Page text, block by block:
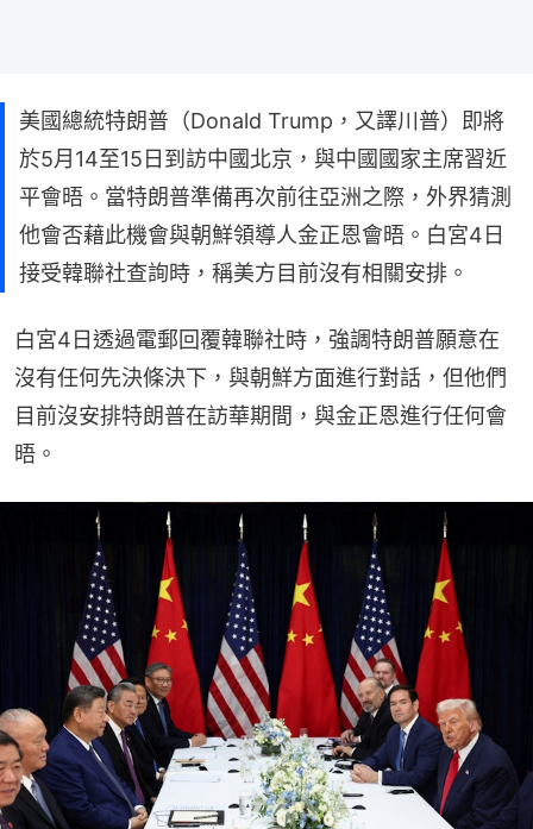
美國總統特朗普（Donald Trump，又譯川普）即將
於5月14至15日到訪中國北京，與中國國家主席習近
平會晤。當特朗普準備再次前往亞洲之際，外界猜測
他會否藉此機會與朝鮮領導人金正恩會晤。白宮4日
接受韓聯社查詢時，稱美方目前沒有相關安排。
白宮4日透過電郵回覆韓聯社時，強調特朗普願意在
沒有任何先決條決下，與朝鮮方面進行對話，但他們
目前沒安排特朗普在訪華期間，與金正恩進行任何會
晤。